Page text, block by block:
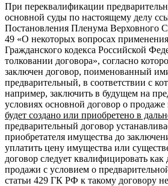
При переквалификации
основной суды по настоящему делу
Постановления Пленума Верховного
49 «О некоторых вопросах
Гражданского кодекса Российской
толковании договора», согласно
заключен договор, поименованный
предварительный, в соответствии с
например, заключить в будущем на
условиях основной договор о
будет создано или приобретено в
предварительный договор
приобретателя имущества до
уплатить цену имущества или
договор следует квалифицировать
продажи с условием о
статьи 429 ГК РФ к такому договору